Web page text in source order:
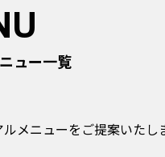
ュー一覧
ルメニューをご提案いたし